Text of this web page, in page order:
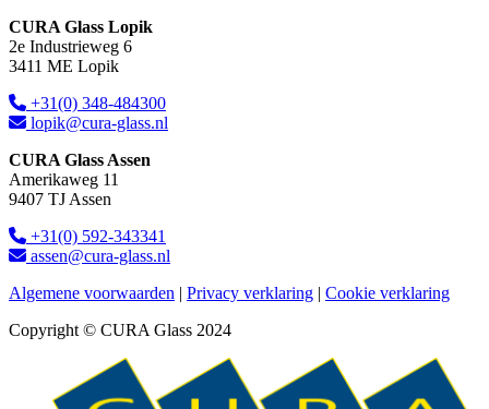
CURA Glass Lopik
2e Industrieweg 6
3411 ME Lopik
+31(0) 348-484300
lopik@cura-glass.nl
CURA Glass Assen
Amerikaweg 11
9407 TJ Assen
+31(0) 592-343341
assen@cura-glass.nl
Algemene voorwaarden | Privacy verklaring | Cookie verklaring
Copyright © CURA Glass 2024